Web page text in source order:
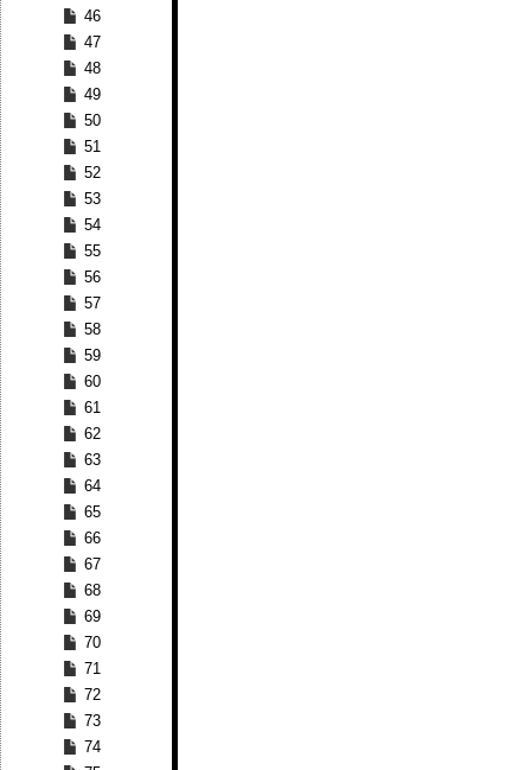
46
47
48
49
50
51
52
53
54
55
56
57
58
59
60
61
62
63
64
65
66
67
68
69
70
71
72
73
74